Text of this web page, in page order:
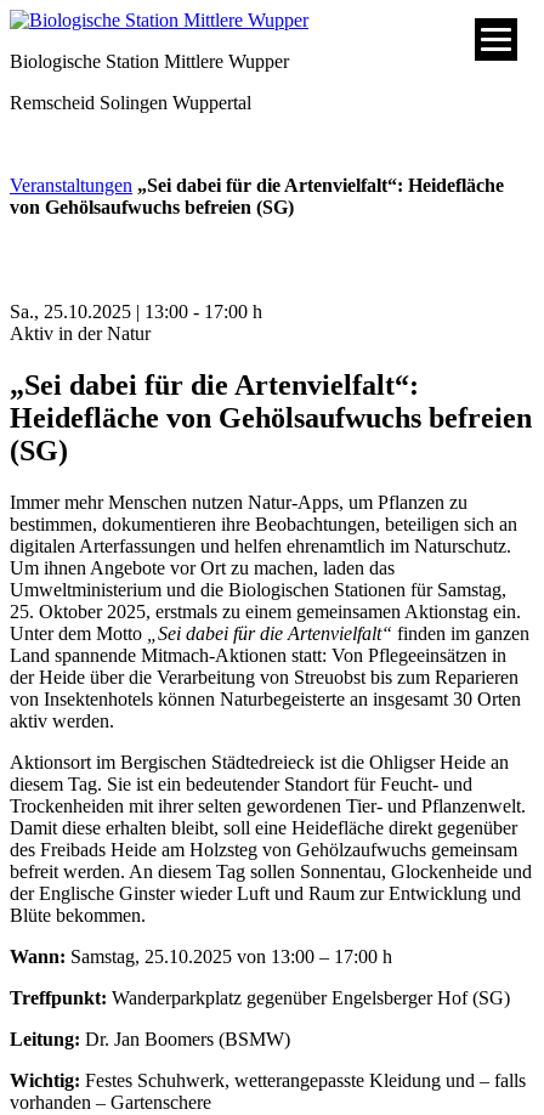
Biologische Station Mittlere Wupper
Remscheid Solingen Wuppertal
Veranstaltungen „Sei dabei für die Artenvielfalt“: Heidefläche
von Gehölsaufwuchs befreien (SG)
Sa., 25.10.2025 | 13:00 - 17:00 h
Aktiv in der Natur
„Sei dabei für die Artenvielfalt“:
Heidefläche von Gehölsaufwuchs befreien
(SG)
Immer mehr Menschen nutzen Natur-Apps, um Pflanzen zu
bestimmen, dokumentieren ihre Beobachtungen, beteiligen sich an
digitalen Arterfassungen und helfen ehrenamtlich im Naturschutz.
Um ihnen Angebote vor Ort zu machen, laden das
Umweltministerium und die Biologischen Stationen für Samstag,
25. Oktober 2025, erstmals zu einem gemeinsamen Aktionstag ein.
Unter dem Motto
„Sei dabei für die Artenvielfalt“ finden im ganzen
Land spannende Mitmach-Aktionen statt: Von Pflegeeinsätzen in
der Heide über die Verarbeitung von Streuobst bis zum Reparieren
von Insektenhotels können Naturbegeisterte an insgesamt 30 Orten
aktiv werden.
Aktionsort im Bergischen Städtedreieck ist die Ohligser Heide an
diesem Tag. Sie ist ein bedeutender Standort für Feucht- und
Trockenheiden mit ihrer selten gewordenen Tier- und Pflanzenwelt.
Damit diese erhalten bleibt, soll eine Heidefläche direkt gegenüber
des Freibads Heide am Holzsteg von Gehölzaufwuchs gemeinsam
befreit werden. An diesem Tag sollen Sonnentau, Glockenheide und
der Englische Ginster wieder Luft und Raum zur Entwicklung und
Blüte bekommen.
Wann: Samstag, 25.10.2025 von 13:00 – 17:00 h
Treffpunkt: Wanderparkplatz gegenüber Engelsberger Hof (SG)
Leitung: Dr. Jan Boomers (BSMW)
Wichtig: Festes Schuhwerk, wetterangepasste Kleidung und – falls
vorhanden – Gartenschere